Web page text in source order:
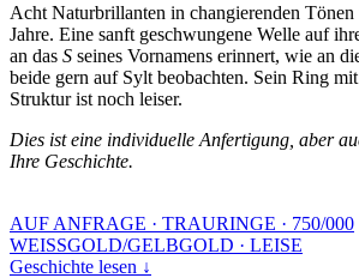
Acht Naturbrillanten in changierenden Tönen
Jahre. Eine sanft geschwungene Welle auf
an das S seines Vornamens erinnert, wie an
beide gern auf Sylt beobachten. Sein Ring
Struktur ist noch leiser.
Dies ist eine individuelle Anfertigung, aber
Ihre Geschichte.
AUF ANFRAGE · TRAURINGE · 750/000
WEISSGOLD/GELBGOLD · LEISE
Geschichte lesen ↓